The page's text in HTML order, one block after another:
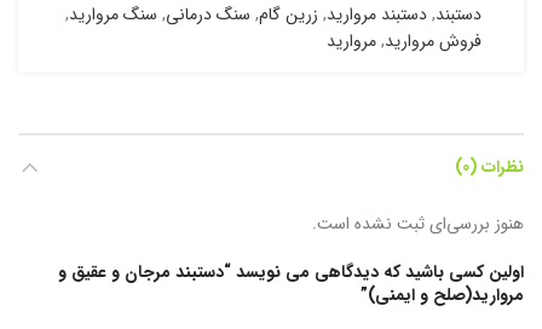
دستبند,دستبند مروارید, زرین گام, سنگ درمانی, سنگ مروارید,
فروش مروارید,مروارید
نظرات (0)
هنوز بررسی‌ای ثبت نشده است.
اولین کسی باشید که دیدگاهی می نویسد “دستبند مرجان و عقیق و
مروارید(صلح و ایمنی)”